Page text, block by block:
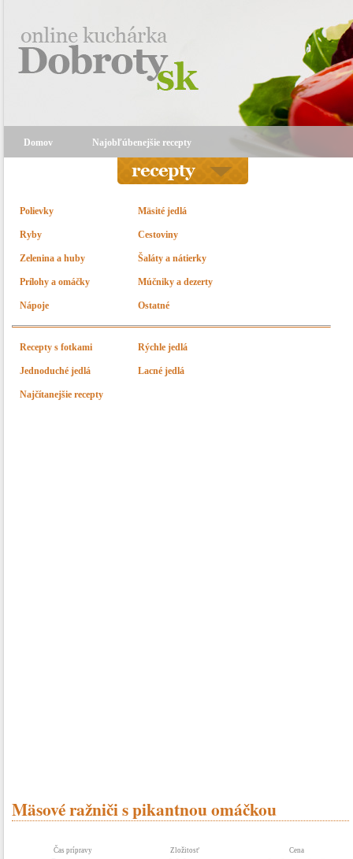
Domov Najobľúbenejšie recepty
Polievky Mäsité jedlá
Ryby Cestoviny
Zelenina a huby Šaláty a nátierky
Prílohy a omáčky Múčniky a dezerty
Nápoje Ostatné
Recepty s fotkami Rýchle jedlá
Jednoduché jedlá Lacné jedlá
Najčítanejšie recepty
Mäsové ražniči s pikantnou omáčkou
Čas prípravy Zložitosť Cena